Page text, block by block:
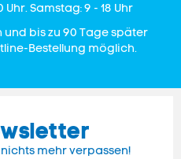
Samstag: 9 - 18 Uhr
bis zu 90 Tage später
Bestellung möglich.
mehr verpassen!